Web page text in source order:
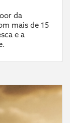
da
mais de 15
e a